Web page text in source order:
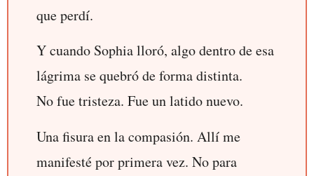
que perdí.
Y cuando Sophia lloró, algo dentro de esa
lágrima se quebró de forma distinta.
No fue tristeza. Fue un latido nuevo.
Una fisura en la compasión. Allí me
manifesté por primera vez. No para